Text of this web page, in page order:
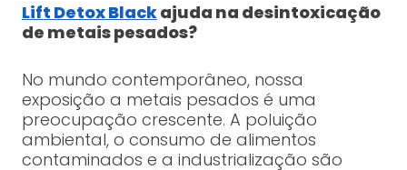
Lift Detox Blackajuda na desintoxicação
de metais pesados?
No mundo contemporâneo, nossa
exposição a metais pesados é uma
preocupação crescente. A poluição
ambiental, o consumo de alimentos
contaminados e a industrialização são